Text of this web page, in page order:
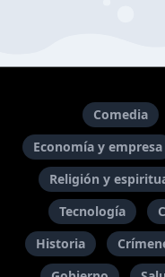
Comedia
Economía y empresa
Religión y
Tecnología
Historia